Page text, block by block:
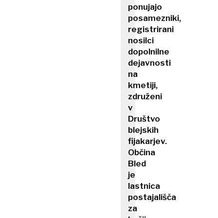
ponujajo
posamezniki,
registrirani
nosilci
dopolnilne
dejavnosti
na
kmetiji,
združeni
v
Društvo
blejskih
fijakarjev.
Občina
Bled
je
lastnica
postajališča
za